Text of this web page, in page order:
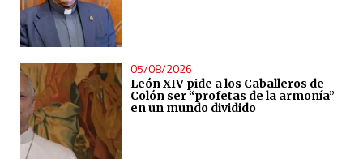
05/08/2026
León XIV pide a los Caballeros de
Colón ser “profetas de la armonía”
en un mundo dividido